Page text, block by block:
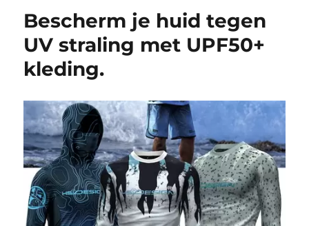
Bescherm je huid tegen
UV straling met UPF50+
kleding.